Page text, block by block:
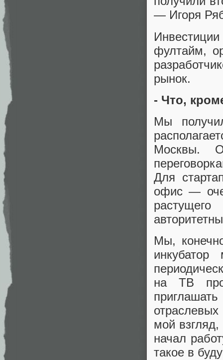
— Игоря
фултайм,
рынок.
- Что,
Мы
Москвы.
Для
офис —
Мы,
на ТВ
мой
начал
такое в